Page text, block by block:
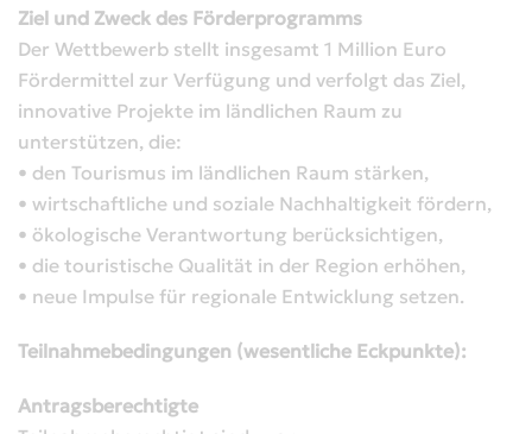
Ziel und Zweck des Förderprogramms
Der Wettbewerb stellt insgesamt 1 Million Euro
Fördermittel zur Verfügung und verfolgt das Ziel,
innovative Projekte im ländlichen Raum zu
unterstützen, die:
• den Tourismus im ländlichen Raum stärken,
• wirtschaftliche und soziale Nachhaltigkeit fördern,
• ökologische Verantwortung berücksichtigen,
• die touristische Qualität in der Region erhöhen,
• neue Impulse für regionale Entwicklung setzen.
Teilnahmebedingungen (wesentliche Eckpunkte):
Antragsberechtigte